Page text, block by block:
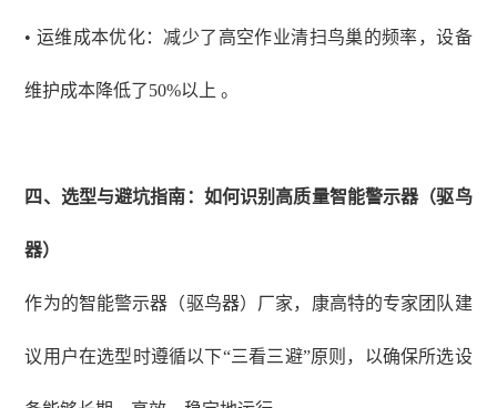
• 运维成本优化：减少了高空作业清扫鸟巢的频率，设备
维护成本降低了50%以上 。
四、选型与避坑指南：如何识别高质量智能警示器（驱鸟
器）
作为的智能警示器（驱鸟器）厂家，康高特的专家团队建
议用户在选型时遵循以下“三看三避”原则，以确保所选设